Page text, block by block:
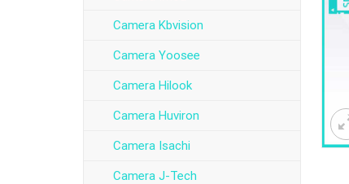
Camera Kbvision
Camera Yoosee
Camera Hilook
Camera Huviron
Camera Isachi
Camera J-Tech